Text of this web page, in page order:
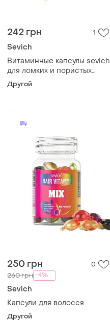
242 грн 1
Sevich
Витаминные капсулы sevich
для ломких и пористых
волос (золотые) 30шт.
Другой
250 грн 0
260 грн -4%
Sevich
Капсули для волосся
Другой